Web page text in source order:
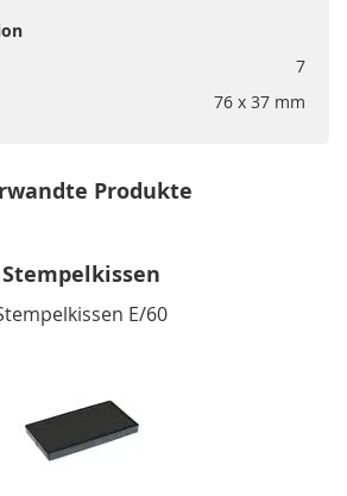
7
76 x 37 mm
Produkte
Stempelkissen
E/60